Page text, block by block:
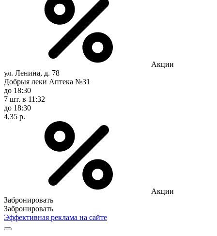
Акции
ул. Ленина, д. 78
Добрыя леки Аптека №31
до 18:30
7 шт. в 11:32
до 18:30
4,35 р.
Акции
Забронировать
Забронировать
Эффективная реклама на сайте